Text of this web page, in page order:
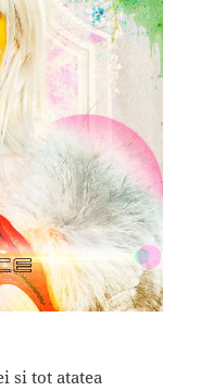
si tot atatea